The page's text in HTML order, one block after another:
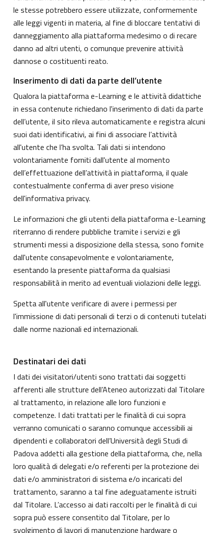
le stesse potrebbero essere utilizzate, conformemente
alle leggi vigenti in materia, al fine di bloccare tentativi di
danneggiamento alla piattaforma medesimo o di recare
danno ad altri utenti, o comunque prevenire attività
dannose o costituenti reato.
Inserimento di dati da parte dell’utente
Qualora la piattaforma e-Learning e le attività didattiche
in essa contenute richiedano l'inserimento di dati da parte
dell’utente, il sito rileva automaticamente e registra alcuni
suoi dati identificativi, ai fini di associare l’attività
all'utente che l’ha svolta. Tali dati si intendono
volontariamente forniti dall'utente al momento
dell’effettuazione dell’attività in piattaforma, il quale
contestualmente conferma di aver preso visione
dell'informativa privacy.
Le informazioni che gli utenti della piattaforma e-Learning
riterranno di rendere pubbliche tramite i servizi e gli
strumenti messi a disposizione della stessa, sono fornite
dall'utente consapevolmente e volontariamente,
esentando la presente piattaforma da qualsiasi
responsabilità in merito ad eventuali violazioni delle leggi.
Spetta all'utente verificare di avere i permessi per
l'immissione di dati personali di terzi o di contenuti tutelati
dalle norme nazionali ed internazionali.
Destinatari dei dati
I dati dei visitatori/utenti sono trattati dai soggetti
afferenti alle strutture dell’Ateneo autorizzati dal Titolare
al trattamento, in relazione alle loro funzioni e
competenze. I dati trattati per le finalità di cui sopra
verranno comunicati o saranno comunque accessibili ai
dipendenti e collaboratori dell’Università degli Studi di
Padova addetti alla gestione della piattaforma, che, nella
loro qualità di delegati e/o referenti per la protezione dei
dati e/o amministratori di sistema e/o incaricati del
trattamento, saranno a tal fine adeguatamente istruiti
dal Titolare. L’accesso ai dati raccolti per le finalità di cui
sopra può essere consentito dal Titolare, per lo
svolgimento di lavori di manutenzione hardware o